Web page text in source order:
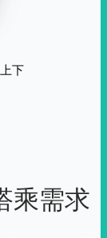
下
乘需求